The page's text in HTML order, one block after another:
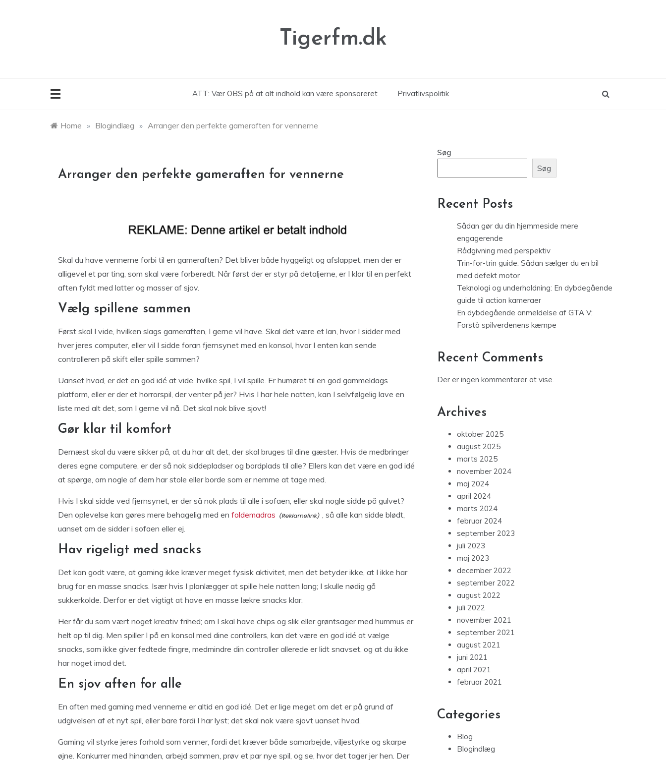
Tigerfm.dk
ATT: Vær OBS på at alt indhold kan være sponsoreret Privatlivspolitik
Home » Blogindlæg » Arranger den perfekte gameraften for vennerne
Arranger den perfekte gameraften for vennerne
Skal du have vennerne forbi til en gameraften? Det bliver både hyggeligt og afslappet, men der er
alligevel et par ting, som skal være forberedt. Når først der er styr på detaljerne, er I klar til en perfekt
aften fyldt med latter og masser af sjov.
Vælg spillene sammen
Først skal I vide, hvilken slags gameraften, I gerne vil have. Skal det være et lan, hvor I sidder med
hver jeres computer, eller vil I sidde foran fjernsynet med en konsol, hvor I enten kan sende
controlleren på skift eller spille sammen?
Uanset hvad, er det en god idé at vide, hvilke spil, I vil spille. Er humøret til en god gammeldags
platform, eller er der et horrorspil, der venter på jer? Hvis I har hele natten, kan I selvfølgelig lave en
liste med alt det, som I gerne vil nå. Det skal nok blive sjovt!
Gør klar til komfort
Dernæst skal du være sikker på, at du har alt det, der skal bruges til dine gæster. Hvis de medbringer
deres egne computere, er der så nok siddepladser og bordplads til alle? Ellers kan det være en god idé
at spørge, om nogle af dem har stole eller borde som er nemme at tage med.
Hvis I skal sidde ved fjernsynet, er der så nok plads til alle i sofaen, eller skal nogle sidde på gulvet?
Den oplevelse kan gøres mere behagelig med en foldemadras
, så alle kan sidde blødt,
uanset om de sidder i sofaen eller ej.
Hav rigeligt med snacks
Det kan godt være, at gaming ikke kræver meget fysisk aktivitet, men det betyder ikke, at I ikke har
brug for en masse snacks. Især hvis I planlægger at spille hele natten lang; I skulle nødig gå
sukkerkolde. Derfor er det vigtigt at have en masse lækre snacks klar.
Her får du som vært noget kreativ frihed; om I skal have chips og slik eller grøntsager med hummus er
helt op til dig. Men spiller I på en konsol med dine controllers, kan det være en god idé at vælge
snacks, som ikke giver fedtede fingre, medmindre din controller allerede er lidt snavset, og at du ikke
har noget imod det.
En sjov aften for alle
En aften med gaming med vennerne er altid en god idé. Det er lige meget om det er på grund af
udgivelsen af et nyt spil, eller bare fordi I har lyst; det skal nok være sjovt uanset hvad.
Gaming vil styrke jeres forhold som venner, fordi det kræver både samarbejde, viljestyrke og skarpe
øjne. Konkurrer med hinanden, arbejd sammen, prøv et par nye spil, og se, hvor det tager jer hen. Der
Søg
Søg
Recent Posts
Sådan gør du din hjemmeside mere
engagerende
Rådgivning med perspektiv
Trin-for-trin guide: Sådan sælger du en bil
med defekt motor
Teknologi og underholdning: En dybdegående
guide til action kameraer
En dybdegående anmeldelse af GTA V:
Forstå spilverdenens kæmpe
Recent Comments
Der er ingen kommentarer at vise.
Archives
oktober 2025
august 2025
marts 2025
november 2024
maj 2024
april 2024
marts 2024
februar 2024
september 2023
juli 2023
maj 2023
december 2022
september 2022
august 2022
juli 2022
november 2021
september 2021
august 2021
juni 2021
april 2021
februar 2021
Categories
Blog
Blogindlæg